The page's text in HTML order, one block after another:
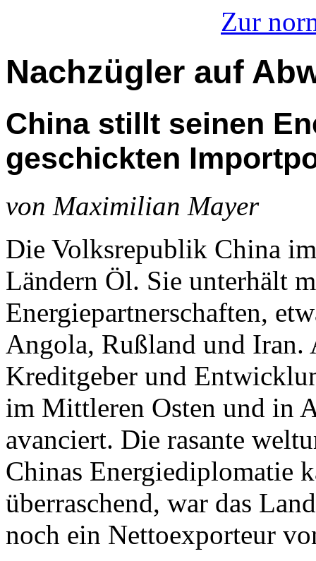
Zur
Nachzügler auf
China stillt seinen
geschickten
von Maximilian Mayer
Die Volksrepublik China
Ländern Öl. Sie unterhält
Energiepartnerschaften,
Angola, Rußland und Iran.
Kreditgeber und
im Mittleren Osten und in
avanciert. Die rasante
Chinas Energiediplomatie
überraschend, war das
noch ein Nettoexporteur